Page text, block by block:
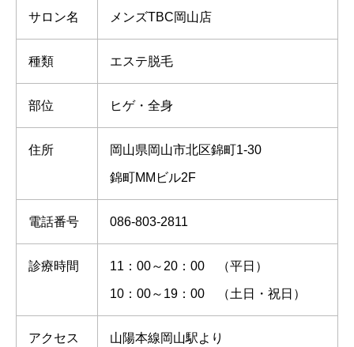
サロン名 メンズTBC岡山店
種類 エステ脱毛
部位 ヒゲ・全身
住所 岡山県岡山市北区錦町1-30
錦町MMビル2F
電話番号 086-803-2811
診療時間 11：00～20：00 （平日）
10：00～19：00 （土日・祝日）
アクセス 山陽本線岡山駅より